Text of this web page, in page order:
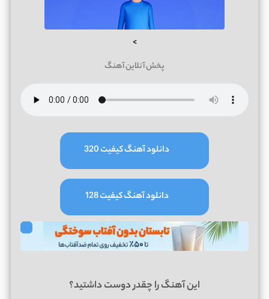
>
پخش آنلاین آهنگ
دانلود آهنگ کیفیت 320
دانلود آهنگ کیفیت 128
این آهنگ را چقدر دوست داشتید؟